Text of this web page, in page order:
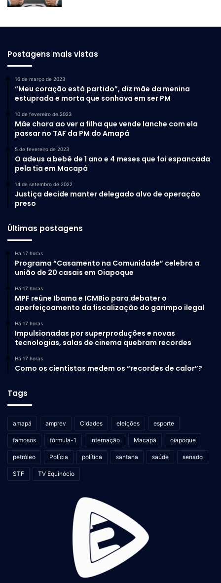
Postagens mais vistas
16 de março de 2023
“Meu coração está partido”, diz mãe da menina
estuprada e morta que sonhava em ser PM
10 de fevereiro de 2023
Mãe chora ao ver a filha que vende lanche com ela
passar no TAF da PM do Amapá
5 de fevereiro de 2023
O adeus a bebê de 1 ano e 4 meses que foi espancada
pela tia em Macapá
14 de setembro de 2022
Justiça decide manter delegado alvo de operação
preso
Últimas postagens
Há 17 horas
Programa “Casamento na Comunidade” celebra a
união de 20 casais em Oiapoque
Há 17 horas
MPF reúne Ibama e ICMBio para debater o
aperfeiçoamento da fiscalização do garimpo ilegal
Há 17 horas
Impulsionadas por superproduções e novas
tecnologias, salas de cinema quebram recordes
Há 17 horas
Como os cientistas medem os “recordes de calor”?
Tags
amapá amprev Cidades eleições esporte
famosos fórmula-1 internação Macapá oiapoque
petróleo Polícia política santana saúde senado
STF TV Equinócio